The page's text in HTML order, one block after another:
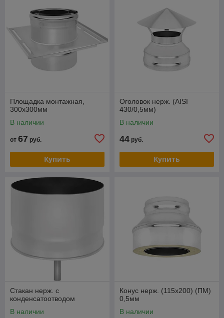
Площадка монтажная,
300х300мм
В наличии
от 67 руб.
Купить
Оголовок нерж. (AISI
430/0,5мм)
В наличии
44 руб.
Купить
Стакан нерж. с
конденсатоотводом
В наличии
Конус нерж. (115х200) (ПМ)
0,5мм
В наличии